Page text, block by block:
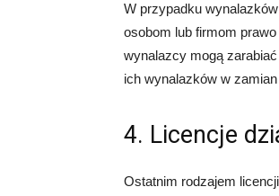
W przypadku
osobom lub firmom
wynalazcy mogą
ich wynalazków w zamian
4. Licencje
Ostatnim rodzajem